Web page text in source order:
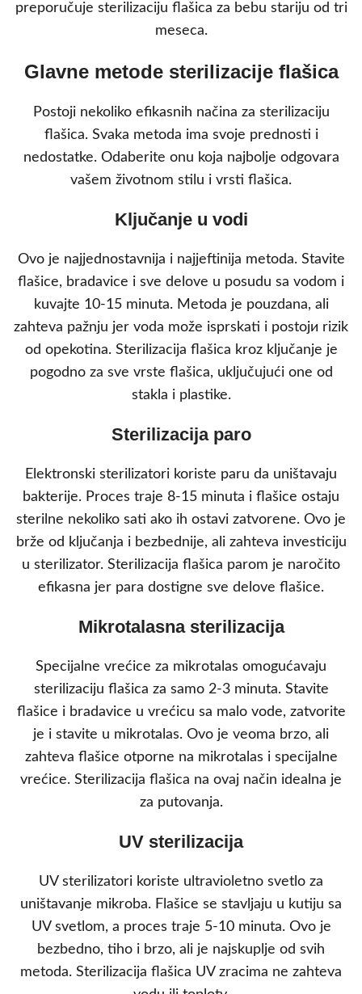
preporučuje sterilizaciju flašica za bebu stariju od tri
meseca.
Glavne metode sterilizacije flašica
Postoji nekoliko efikasnih načina za sterilizaciju
flašica. Svaka metoda ima svoje prednosti i
nedostatke. Odaberite onu koja najbolje odgovara
vašem životnom stilu i vrsti flašica.
Ključanje u vodi
Ovo je najjednostavnija i najjeftinija metoda. Stavite
flašice, bradavice i sve delove u posudu sa vodom i
kuvaјte 10-15 minuta. Metoda je pouzdana, ali
zahteva pažnju jer voda može isprskati i postojи rizik
od opekotina. Sterilizacija flašica kroz ključanje je
pogodno za sve vrste flašica, uključujući one od
stakla i plastike.
Sterilizacija paro
Elektronski sterilizatori koriste paru da uništavaju
bakterije. Proces traje 8-15 minuta i flašice ostaju
sterilne nekoliko sati ako ih ostavi zatvorene. Ovo je
brže od ključanja i bezbednije, ali zahteva investiciju
u sterilizator. Sterilizacija flašica parom je naročito
efikasna jer para dostigne sve delove flašice.
Mikrotalasna sterilizacija
Specijalne vrećice za mikrotalas omogućavaju
sterilizaciju flašica za samo 2-3 minuta. Stavite
flašice i bradavice u vrećicu sa malo vode, zatvorite
je i stavite u mikrotalas. Ovo je veoma brzo, ali
zahteva flašice otporne na mikrotalas i speciјalne
vrećice. Sterilizacija flašica na ovaj način idealna je
za putovanja.
UV sterilizacija
UV sterilizatori koriste ultravioletno svetlo za
uništavanje mikroba. Flašice se stavljaju u kutiju sa
UV svetlom, a proces traje 5-10 minuta. Ovo je
bezbedno, tiho i brzo, ali je najskuplje od svih
metoda. Sterilizacija flašica UV zracima ne zahteva